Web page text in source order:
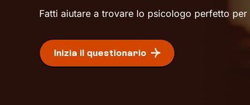
Fatti aiutare a trovare lo psicologo perfetto per
Inizia il questionario